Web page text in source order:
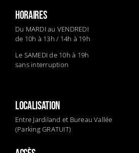
HORAIRES
Du MARDI au VENDREDI
de 10h à 13h / 14h à 19h
Le SAMEDI de 10h à 19h
sans interruption
LOCALISATION
Entre Jardiland et Bureau Vallée
(Parking GRATUIT)